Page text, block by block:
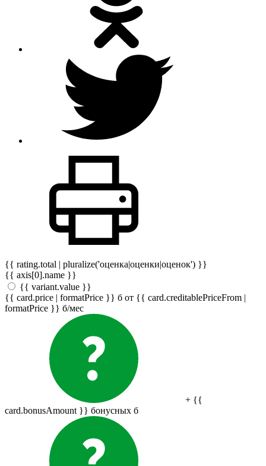
{{ rating.total | pluralize('оценка|оценки|оценок') }}
{{ axis[0].name }}
{{ variant.value }}
{{ card.price | formatPrice }} б от {{ card.creditablePriceFrom |
formatPrice }} б/мес
+ {{
card.bonusAmount }} бонусных б